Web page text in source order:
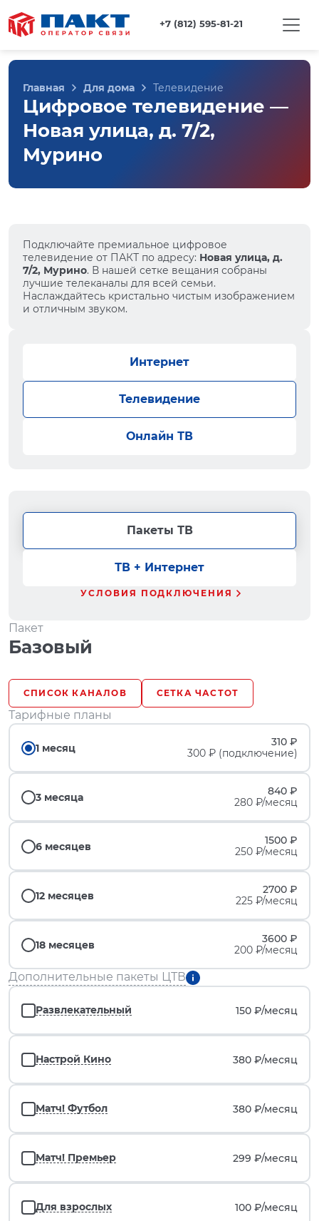
+7 (812) 595-81-21
Главная Для дома Телевидение
Цифровое телевидение —
Новая улица, д. 7/2,
Мурино
Подключайте премиальное цифровое
телевидение от ПАКТ по адресу: Новая улица, д.
7/2, Мурино. В нашей сетке вещания собраны
лучшие телеканалы для всей семьи.
Наслаждайтесь кристально чистым изображением
и отличным звуком.
Интернет
Телевидение
Онлайн ТВ
Пакеты ТВ
ТВ + Интернет
УСЛОВИЯ ПОДКЛЮЧЕНИЯ
Пакет
Базовый
СПИСОК КАНАЛОВ СЕТКА ЧАСТОТ
Тарифные планы
1 месяц
310 ₽
300 ₽ (подключение)
3 месяца
840 ₽
280 ₽/месяц
6 месяцев
1500 ₽
250 ₽/месяц
12 месяцев
2700 ₽
225 ₽/месяц
18 месяцев
3600 ₽
200 ₽/месяц
Дополнительные пакеты ЦТВ
Развлекательный 150 ₽/месяц
Настрой Кино 380 ₽/месяц
Матч! Футбол 380 ₽/месяц
Матч! Премьер 299 ₽/месяц
Для взрослых 100 ₽/месяц